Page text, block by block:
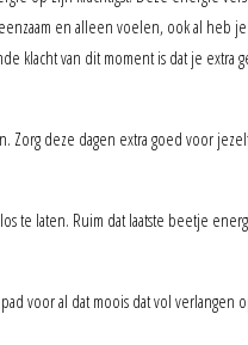
en alleen voelen, ook al heb
klacht van dit moment is dat je extra
Zorg deze dagen extra goed voor
te laten. Ruim dat laatste beetje
voor al dat moois dat vol verlangen